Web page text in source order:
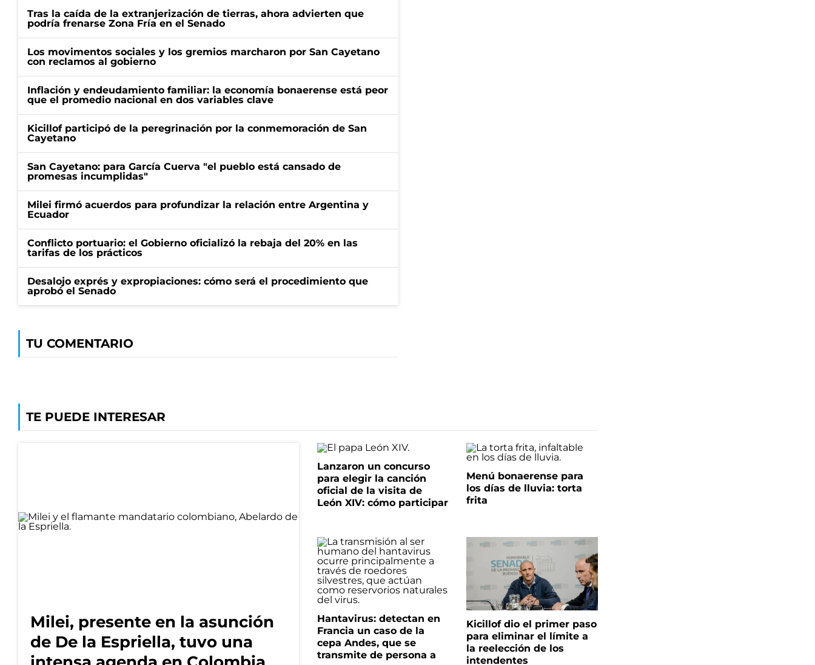
Tras la caída de la extranjerización de tierras, ahora advierten que
podría frenarse Zona Fría en el Senado
Los movimentos sociales y los gremios marcharon por San Cayetano
con reclamos al gobierno
Inflación y endeudamiento familiar: la economía bonaerense está peor
que el promedio nacional en dos variables clave
Kicillof participó de la peregrinación por la conmemoración de San
Cayetano
San Cayetano: para García Cuerva "el pueblo está cansado de
promesas incumplidas"
Milei firmó acuerdos para profundizar la relación entre Argentina y
Ecuador
Conflicto portuario: el Gobierno oficializó la rebaja del 20% en las
tarifas de los prácticos
Desalojo exprés y expropiaciones: cómo será el procedimiento que
aprobó el Senado
TU COMENTARIO
TE PUEDE INTERESAR
Milei, presente en la asunción
de De la Espriella, tuvo una
Lanzaron un concurso
para elegir la canción
oficial de la visita de
León XIV: cómo participar
Menú bonaerense para
los días de lluvia: torta
frita
Hantavirus: detectan en
Francia un caso de la
cepa Andes, que se
transmite de persona a
Kicillof dio el primer paso
para eliminar el límite a
la reelección de los
intendentes